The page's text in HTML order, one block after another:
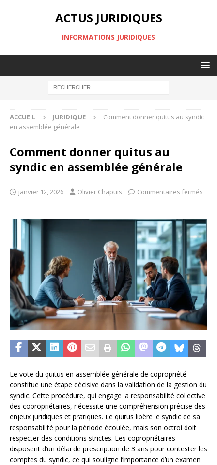
ACTUS JURIDIQUES
INFORMATIONS JURIDIQUES
ACCUEIL JURIDIQUE
Comment donner quitus au syndic
en assemblée générale
Comment donner quitus au
syndic en assemblée générale
janvier 12, 2026 Olivier Chapuis Commentaires fermés
Le vote du quitus en assemblée générale de copropriété
constitue une étape décisive dans la validation de la gestion du
syndic. Cette procédure, qui engage la responsabilité collective
des copropriétaires, nécessite une compréhension précise des
enjeux juridiques et pratiques. Le quitus libère le syndic de sa
responsabilité pour la période écoulée, mais son octroi doit
respecter des conditions strictes. Les copropriétaires
disposent d’un délai de prescription de 3 ans pour contester les
comptes du syndic, ce qui souligne l’importance d’un examen